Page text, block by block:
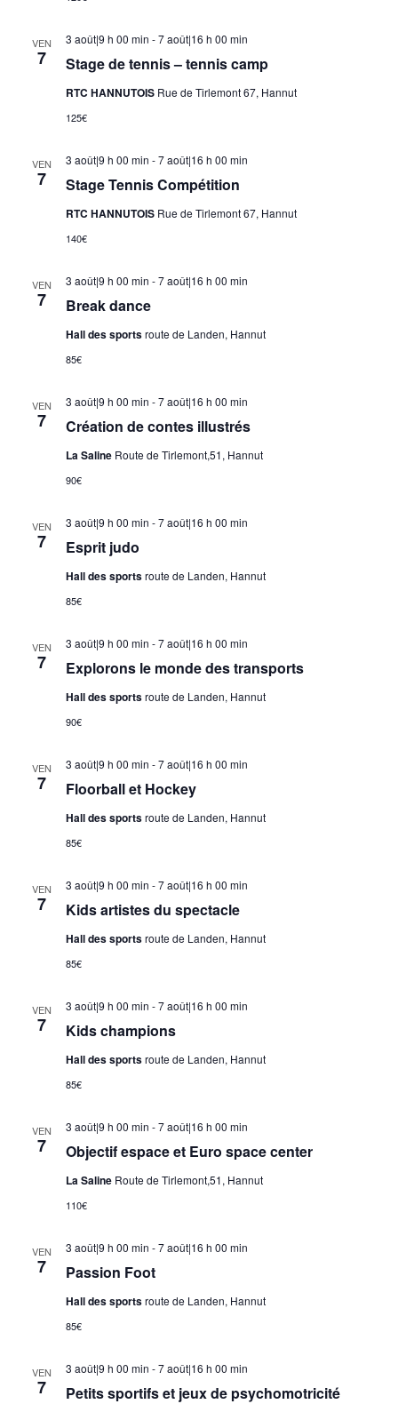
VEN
7 Stage de tennis – tennis camp
3 août|9 h 00 min -7 août|16 h 00 min
RTC HANNUTOIS Rue de Tirlemont 67, Hannut
125€
VEN
7 Stage Tennis Compétition
3 août|9 h 00 min -7 août|16 h 00 min
RTC HANNUTOIS Rue de Tirlemont 67, Hannut
140€
VEN
7 Break dance
3 août|9 h 00 min -7 août|16 h 00 min
Hall des sportsroute de Landen, Hannut
85€
VEN
7 Création de contes illustrés
3 août|9 h 00 min -7 août|16 h 00 min
La Saline Route de Tirlemont,51, Hannut
90€
VEN
7 Esprit judo
3 août|9 h 00 min -7 août|16 h 00 min
Hall des sportsroute de Landen, Hannut
85€
VEN
7 Explorons le monde des transports
3 août|9 h 00 min -7 août|16 h 00 min
Hall des sportsroute de Landen, Hannut
90€
VEN
7 Floorball et Hockey
3 août|9 h 00 min -7 août|16 h 00 min
Hall des sportsroute de Landen, Hannut
85€
VEN
7 Kids artistes du spectacle
3 août|9 h 00 min -7 août|16 h 00 min
Hall des sportsroute de Landen, Hannut
85€
VEN
7 Kids champions
3 août|9 h 00 min -7 août|16 h 00 min
Hall des sportsroute de Landen, Hannut
85€
VEN
7 Objectif espace et Euro space center
3 août|9 h 00 min -7 août|16 h 00 min
La Saline Route de Tirlemont,51, Hannut
110€
VEN
7 Passion Foot
3 août|9 h 00 min -7 août|16 h 00 min
Hall des sportsroute de Landen, Hannut
85€
VEN
7 Petits sportifs et jeux de psychomotricité
3 août|9 h 00 min -7 août|16 h 00 min